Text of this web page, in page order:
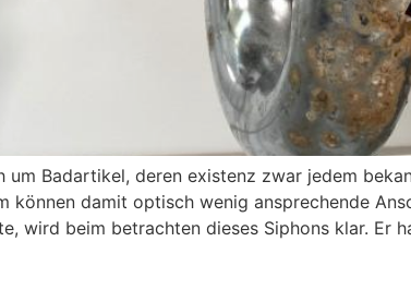
Badartikel, deren existenz zwar jedem
können damit optisch wenig ansprechende
wird beim betrachten dieses Siphons klar. Er